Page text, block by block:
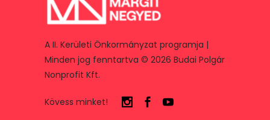
A II. Kerületi Önkormányzat programja |
Minden jog fenntartva © 2026 Budai Polgár
Nonprofit Kft.
Kövess minket!